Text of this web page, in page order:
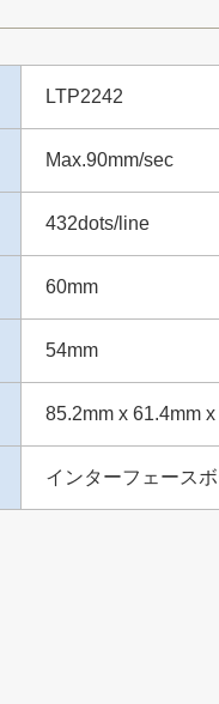
LTP2242
Max.90mm/sec
432dots/line
60mm
54mm
85.2mm x 61.4mm
インターフェース